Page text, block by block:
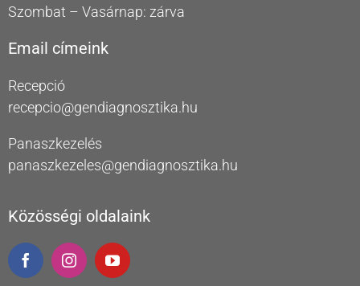
Szombat – Vasárnap: zárva
Email címeink
Recepció
recepcio@gendiagnosztika.hu
Panaszkezelés
panaszkezeles@gendiagnosztika.hu
Közösségi oldalaink